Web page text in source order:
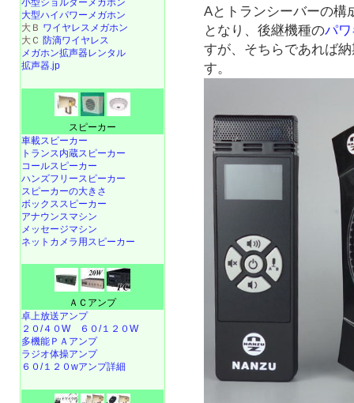
Aとトランシーバーの構
となり、後継機種のパ
すが、そちらであれば
す。
小型ショルダーメガホン
大型ハイパワーメガホン
大Ｂ ワイヤレスメガホン
大Ｃ 防滴ワイヤレス
メガホン拡声器レンタル
拡声器.jp
スピーカー
車載スピーカー
トランス内蔵スピーカー
コールスピーカー
ハンズフリースピーカー
スピーカーの大きさ
ボックススピーカー
アナウンスマシン
メッセージマシン
ネットカメラ用スピーカー
ＡＣアンプ
卓上放送アンプ
２０/４０W
６０/１２０W
多機能ＰＡアンプ
ラジオ体操アンプ
６０/１２０wアンプ詳細